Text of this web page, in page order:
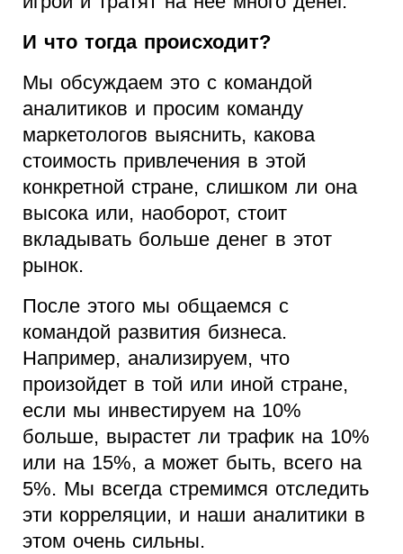
И что тогда происходит?
Мы обсуждаем это с командой
аналитиков и просим команду
маркетологов выяснить, какова
стоимость привлечения в этой
конкретной стране, слишком ли она
высока или, наоборот, стоит
вкладывать больше денег в этот
рынок.
После этого мы общаемся с
командой развития бизнеса.
Например, анализируем, что
произойдет в той или иной стране,
если мы инвестируем на 10%
больше, вырастет ли трафик на 10%
или на 15%, а может быть, всего на
5%. Мы всегда стремимся отследить
эти корреляции, и наши аналитики в
этом очень сильны.